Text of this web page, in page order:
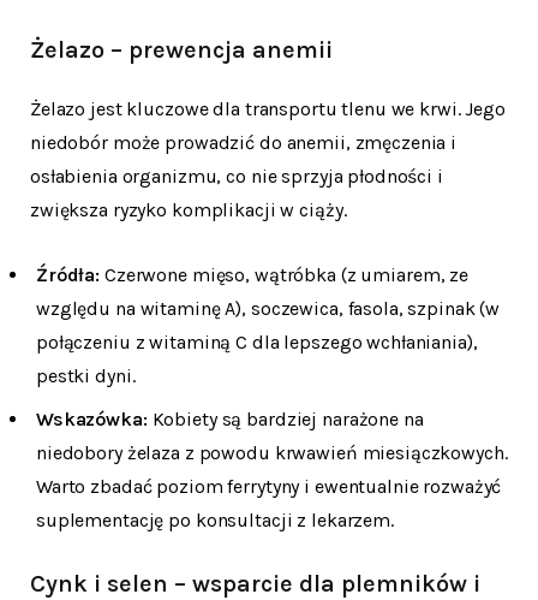
Żelazo – prewencja anemii
Żelazo jest kluczowe dla transportu tlenu we krwi. Jego
niedobór może prowadzić do anemii, zmęczenia i
osłabienia organizmu, co nie sprzyja płodności i
zwiększa ryzyko komplikacji w ciąży.
Źródła: Czerwone mięso, wątróbka (z umiarem, ze
względu na witaminę A), soczewica, fasola, szpinak (w
połączeniu z witaminą C dla lepszego wchłaniania),
pestki dyni.
Wskazówka: Kobiety są bardziej narażone na
niedobory żelaza z powodu krwawień miesiączkowych.
Warto zbadać poziom ferrytyny i ewentualnie rozważyć
suplementację po konsultacji z lekarzem.
Cynk i selen – wsparcie dla plemników i